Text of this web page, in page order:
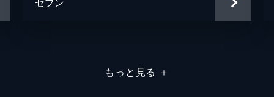
もっと見る ＋